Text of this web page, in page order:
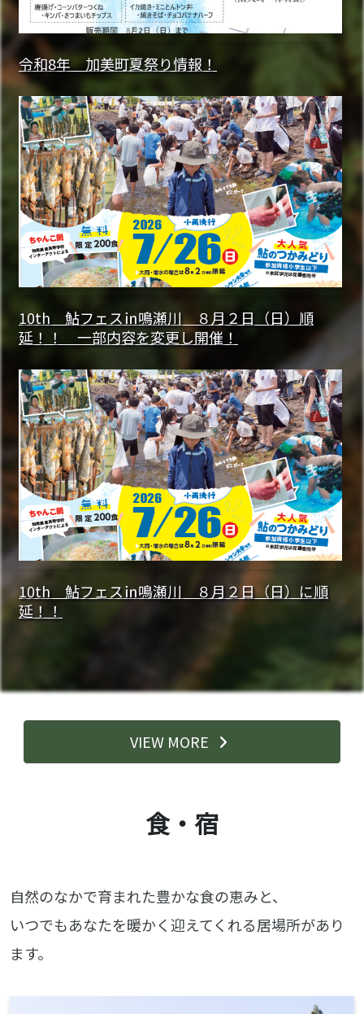
令和8年 加美町夏祭り情報！
10th 鮎フェス㏌鳴瀬川 ８月２日（日）順
延！！ 一部内容を変更し開催！
10th 鮎フェス㏌鳴瀬川 ８月２日（日）に順
延！！
VIEW MORE
食・宿
自然のなかで育まれた豊かな食の恵みと、
いつでもあなたを暖かく迎えてくれる居場所があり
ます。